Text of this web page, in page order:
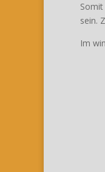
sein.
Im